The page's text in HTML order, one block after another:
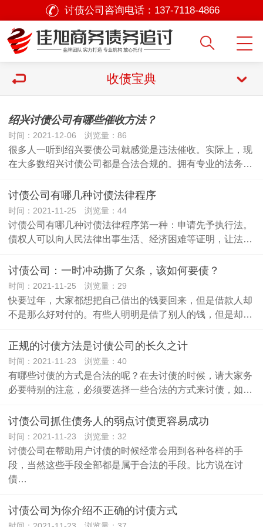
讨债公司咨询电话： 137-7118-4866
收债宝典
绍兴讨债公司有哪些催收方法？
时间：2021-12-06 浏览量：86
很多人一听到绍兴要债公司就感觉是违法催收。实际上，现
在大多数绍兴讨债公司都是合法合规的。拥有专业的法务…
讨债公司有哪几种讨债法律程序
时间：2021-11-25 浏览量：44
讨债公司有哪几种讨债法律程序第一种：申请先予执行法。
债权人可以向人民法律出事生活、经济困难等证明，让法…
讨债公司：一时冲动撕了欠条，该如何要债？
时间：2021-11-25 浏览量：29
快要过年，大家都想把自己借出的钱要回来，但是借款人却
不是那么好对付的。有些人明明是借了别人的钱，但是却…
正规的讨债方法是讨债公司的长久之计
时间：2021-11-23 浏览量：40
有哪些讨债的方式是合法的呢？在去讨债的时候，请大家务
必要特别的注意，必须要选择一些合法的方式来讨债，如…
讨债公司抓住债务人的弱点讨债更容易成功
时间：2021-11-23 浏览量：32
讨债公司在帮助用户讨债的时候经常会用到各种各样的手
段，当然这些手段全部都是属于合法的手段。比方说在讨
债…
讨债公司为你介绍不正确的讨债方式